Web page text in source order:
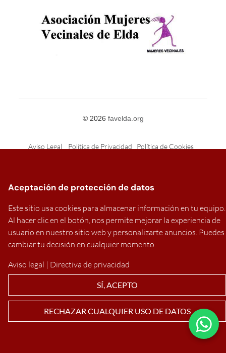
© 2026 favelda.org
Aviso Legal Política de Privacidad Política de Cookies
Aceptación de protección de datos
Este sitio usa cookies para almacenar información en tu equipo.
Al hacer clic en el botón, nos permite mejorar la experiencia de
usuario en nuestro sitio web y personalizarte anuncios. Puedes
cambiar tu decisión en cualquier momento.
Aviso legal | Directiva de privacidad
SÍ, ACEPTO
RECHAZAR CUALQUIER USO DE DATOS